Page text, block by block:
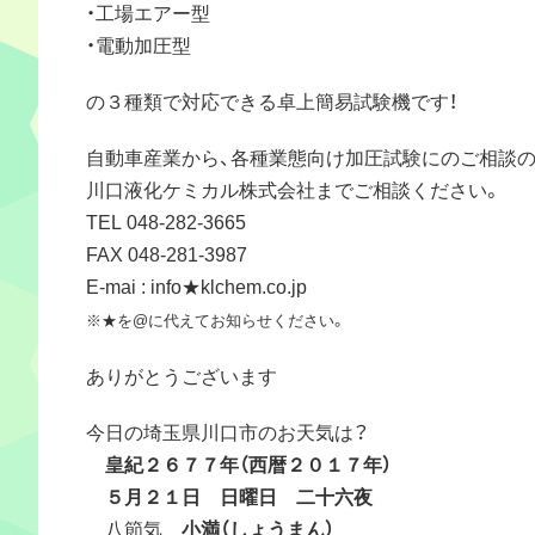
・工場エアー型
・電動加圧型
の３種類で対応できる卓上簡易試験機です！
自動車産業から、各種業態向け加圧試験にのご相談
川口液化ケミカル株式会社までご相談ください。
TEL 048-282-3665
FAX 048-281-3987
E-mai : info★klchem.co.jp
※★を@に代えてお知らせください。
ありがとうございます
今日の埼玉県川口市のお天気は？
皇紀２６７７年（西暦２０１７年）
５月２１日 日曜日 二十六夜
八節気 小満（しょうまん）